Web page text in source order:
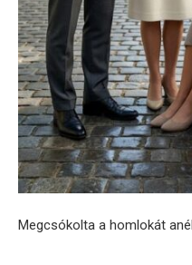
Megcsókolta a homlokát